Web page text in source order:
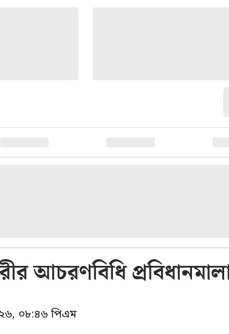
আচরণবিধি
০৮:৪৬ পিএম